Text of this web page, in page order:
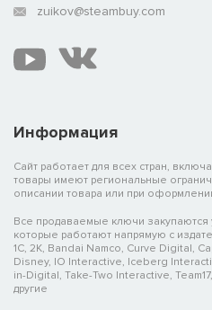
Информация
Сайт работает для всех стран,
товары имеют региональные
описании товара или при
Все продаваемые ключи
которые работают напрямую с
1C, 2K, Bandai Namco, Curve Digital,
Disney, IO Interactive, Iceberg
in-Digital, Take-Two Interactive,
другие
zuikov@steambuy.com